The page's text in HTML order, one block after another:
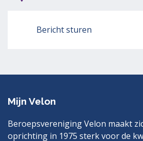
Bericht sturen
Mijn Velon
Beroepsvereniging Velon maakt
oprichting in 1975 sterk voor de